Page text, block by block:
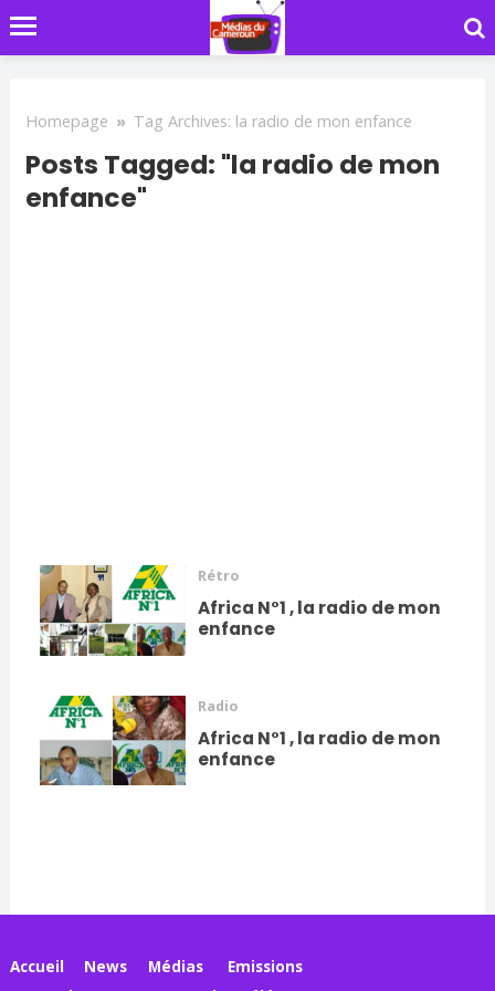
Homepage » Tag Archives: la radio de mon enfance
Posts Tagged: "la radio de mon
enfance"
Rétro
Africa N°1 , la radio de mon
enfance
Radio
Africa N°1 , la radio de mon
enfance
Accueil News Médias
Emissions